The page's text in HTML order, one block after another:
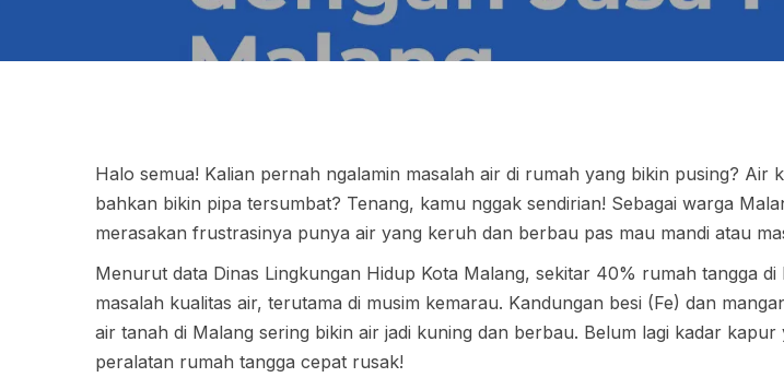
Halo semua! Kalian pernah ngalamin masalah air di rumah yang bikin pusing? Air
bahkan bikin pipa tersumbat? Tenang, kamu nggak sendirian! Sebagai warga
merasakan frustrasinya punya air yang keruh dan berbau pas mau mandi atau
Menurut data Dinas Lingkungan Hidup Kota Malang, sekitar 40% rumah tangga di
masalah kualitas air, terutama di musim kemarau. Kandungan besi (Fe) dan
air tanah di Malang sering bikin air jadi kuning dan berbau. Belum lagi kadar kapur
peralatan rumah tangga cepat rusak!